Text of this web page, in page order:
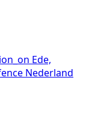
Ede,
Nederland